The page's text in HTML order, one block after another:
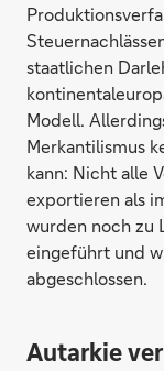
staatlichen
Modell.
Merkantilismus
kann: Nicht alle
exportieren als
wurden noch zu
eingeführt und
abgeschlossen.
Autarkie